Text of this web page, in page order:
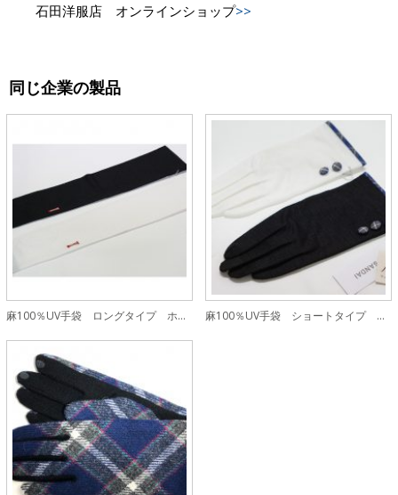
石田洋服店 オンラインショップ>>
同じ企業の製品
麻100％UV手袋 ロングタイプ ホワイト 麻100％UV手袋 ショートタイプ ホワイト